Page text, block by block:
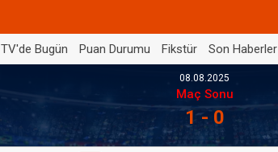
TV'de Bugün Puan Durumu Fikstür Son Haberler
08.08.2025
Maç Sonu
1 - 0